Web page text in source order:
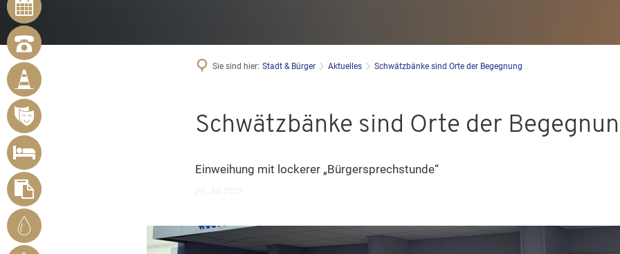
TERMINE
NOTRUFNUMMERN
BÜRGER
MELDEN
MÄNGEL
VERANSTALTUNGSÜBERSICHT
UNTERKUNFT
SUCHEN
FORMULARE
STADTWERKE
BENDORF
Sie sind hier: Stadt & Bürger Aktuelles Schwätzbänke sind Orte der Begegnung
Schwätzbänke sind Orte der
Einweihung mit lockerer „Bürgersprechstunde“
29. Juli 2022